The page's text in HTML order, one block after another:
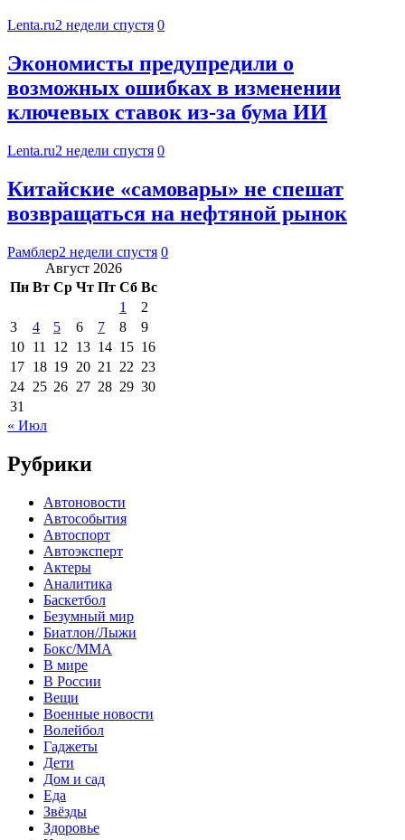
Lenta.ru2 недели спустя 0
Экономисты предупредили о
возможных ошибках в изменении
ключевых ставок из-за бума ИИ
Lenta.ru2 недели спустя 0
Китайские «самовары» не спешат
возвращаться на нефтяной рынок
Рамблер2 недели спустя 0
Август 2026
Пн Вт Ср Чт Пт Сб Вс
1
2
3
4 5 6 7 8
9
10 11 12 13 14 15 16
17 18 19 20 21 22 23
24 25 26 27 28 29 30
31
« Июл
Рубрики
Автоновости
Автособытия
Автоспорт
Автоэксперт
Актеры
Аналитика
Баскетбол
Безумный мир
Биатлон/Лыжи
Бокс/MMA
В мире
В России
Вещи
Военные новости
Волейбол
Гаджеты
Дети
Дом и сад
Еда
Звёзды
Здоровье